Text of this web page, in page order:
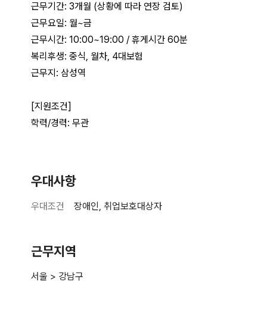
우대사항
우대조건 장애인, 취업보호대상자
근무지역
서울 > 강남구